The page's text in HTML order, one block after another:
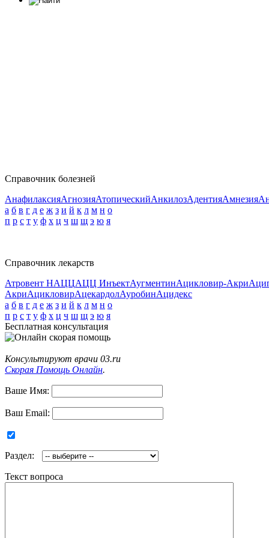
Справочник болезней
АнафилаксияАгнозияАтопическийАнкилозАдентияАмнезия
а б в г д е ж з и й к л м н о
п р с т у ф х ц ч ш щ э ю я
Справочник лекарств
Атровент НАЦЦАЦЦ ИнъектАугментинАцикловир-Акри
АкриАцикловирАцекардолАуробинАцидекс
а б в г д е ж з и й к л м н о
п р с т у ф х ц ч ш щ э ю я
Бесплатная консультация
Консультируют врачи 03.ru
Скорая Помощь Онлайн.
Ваше Имя:
Ваш Email:
Раздел:
Текст вопроса